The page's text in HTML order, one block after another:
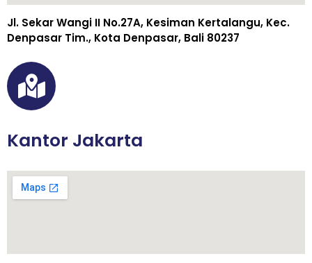
Jl. Sekar Wangi II No.27A, Kesiman Kertalangu, Kec.
Denpasar Tim., Kota Denpasar, Bali 80237
Kantor Jakarta